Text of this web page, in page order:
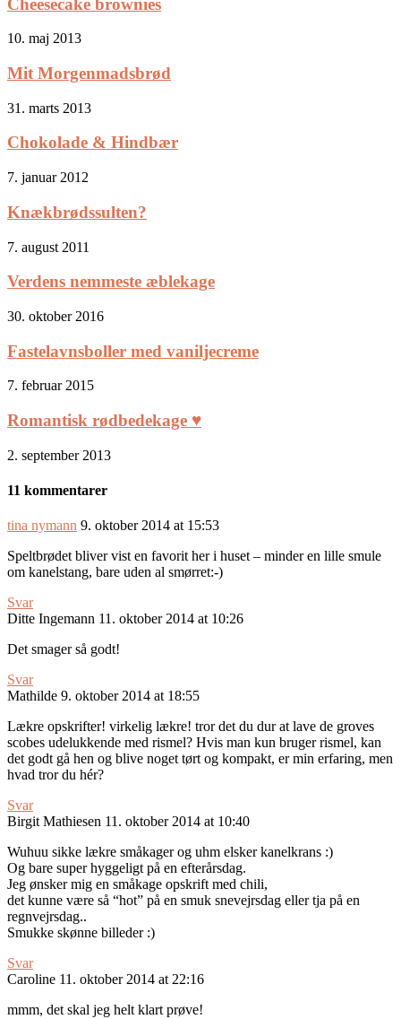
10. maj 2013
Mit Morgenmadsbrød
31. marts 2013
Chokolade & Hindbær
7. januar 2012
Knækbrødssulten?
7. august 2011
Verdens nemmeste æblekage
30. oktober 2016
Fastelavnsboller med vaniljecreme
7. februar 2015
Romantisk rødbedekage ♥
2. september 2013
11 kommentarer
tina nymann 9. oktober 2014 at 15:53
Speltbrødet bliver vist en favorit her i huset – minder en lille smule
om kanelstang, bare uden al smørret:-)
Svar
Ditte Ingemann 11. oktober 2014 at 10:26
Det smager så godt!
Svar
Mathilde 9. oktober 2014 at 18:55
Lækre opskrifter! virkelig lækre! tror det du dur at lave de groves
scobes udelukkende med rismel? Hvis man kun bruger rismel, kan
det godt gå hen og blive noget tørt og kompakt, er min erfaring, men
hvad tror du hér?
Svar
Birgit Mathiesen 11. oktober 2014 at 10:40
Wuhuu sikke lækre småkager og uhm elsker kanelkrans :)
Og bare super hyggeligt på en efterårsdag.
Jeg ønsker mig en småkage opskrift med chili,
det kunne være så “hot” på en smuk snevejrsdag eller tja på en
regnvejrsdag..
Smukke skønne billeder :)
Svar
Caroline 11. oktober 2014 at 22:16
mmm, det skal jeg helt klart prøve!